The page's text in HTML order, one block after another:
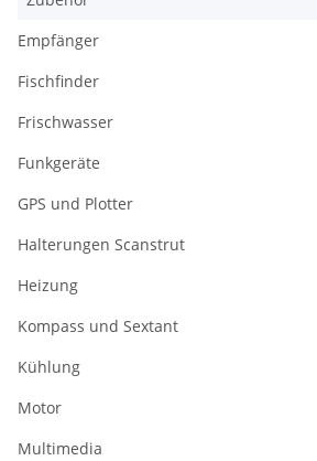
Empfänger
Fischfinder
Frischwasser
Funkgeräte
GPS und Plotter
Halterungen Scanstrut
Heizung
Kompass und Sextant
Kühlung
Motor
Multimedia